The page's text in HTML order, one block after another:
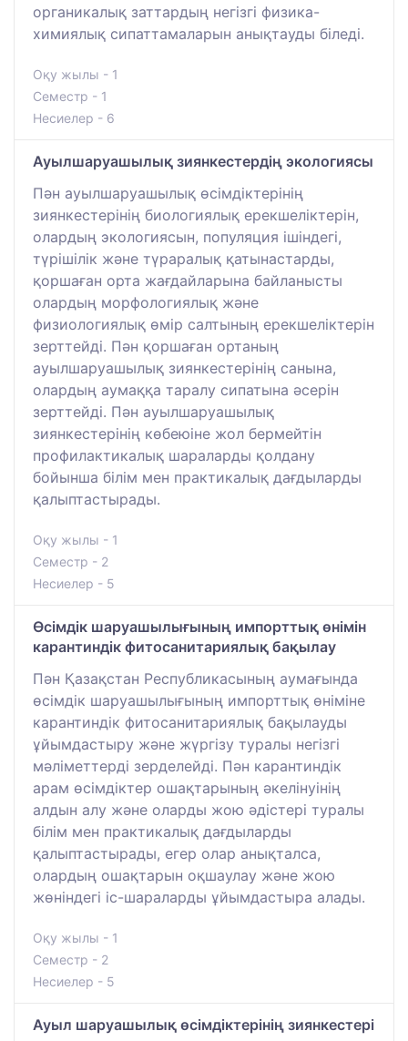
органикалық заттардың негізгі физика-
химиялық сипаттамаларын анықтауды біледі.
Оқу жылы - 1
Семестр - 1
Несиелер - 6
Ауылшаруашылық зиянкестердің экологиясы
Пән ауылшаруашылық өсімдіктерінің
зиянкестерінің биологиялық ерекшеліктерін,
олардың экологиясын, популяция ішіндегі,
түрішілік және түраралық қатынастарды,
қоршаған орта жағдайларына байланысты
олардың морфологиялық және
физиологиялық өмір салтының ерекшеліктерін
зерттейді. Пән қоршаған ортаның
ауылшаруашылық зиянкестерінің санына,
олардың аумаққа таралу сипатына әсерін
зерттейді. Пән ауылшаруашылық
зиянкестерінің көбеюіне жол бермейтін
профилактикалық шараларды қолдану
бойынша білім мен практикалық дағдыларды
қалыптастырады.
Оқу жылы - 1
Семестр - 2
Несиелер - 5
Өсімдік шаруашылығының импорттық өнімін
карантиндік фитосанитариялық бақылау
Пән Қазақстан Республикасының аумағында
өсімдік шаруашылығының импорттық өніміне
карантиндік фитосанитариялық бақылауды
ұйымдастыру және жүргізу туралы негізгі
мәліметтерді зерделейді. Пән карантиндік
арам өсімдіктер ошақтарының әкелінуінің
алдын алу және оларды жою әдістері туралы
білім мен практикалық дағдыларды
қалыптастырады, егер олар анықталса,
олардың ошақтарын оқшаулау және жою
жөніндегі іс-шараларды ұйымдастыра алады.
Оқу жылы - 1
Семестр - 2
Несиелер - 5
Ауыл шаруашылық өсімдіктерінің зиянкестері